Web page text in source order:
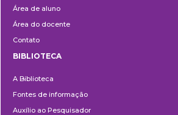
Área de aluno
Área do docente
Contato
BIBLIOTECA
A Biblioteca
Fontes de informação
Auxílio ao Pesquisador